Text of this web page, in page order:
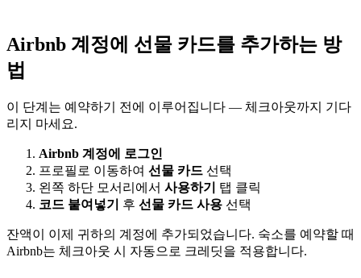
Airbnb 계정에 선물 카드를 추가하는 방
법
이 단계는 예약하기 전에 이루어집니다 — 체크아웃까지 기다
리지 마세요.
Airbnb 계정에 로그인
프로필로 이동하여 선물 카드 선택
왼쪽 하단 모서리에서 사용하기
탭 클릭
코드 붙여넣기
후 선물 카드 사용 선택
잔액이 이제 귀하의 계정에 추가되었습니다. 숙소를 예약할 때
Airbnb는 체크아웃 시 자동으로 크레딧을 적용합니다.